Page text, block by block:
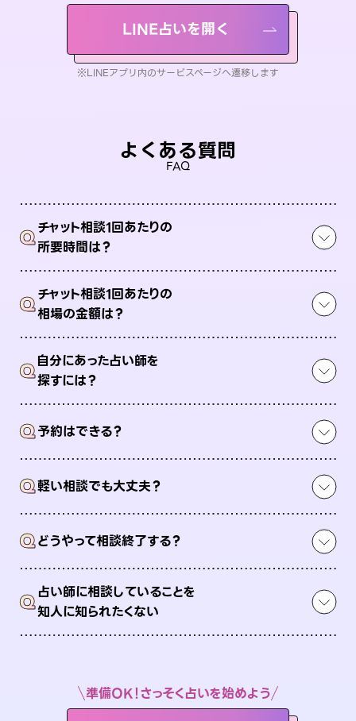
LINE占いを開く
※LINEアプリ内のサービスページへ遷移します
よくある質問
FAQ
Qチャット相談1回あたりの
所要時間は？
Qチャット相談1回あたりの
相場の金額は？
Q自分にあった占い師を
探すには？
Q予約はできる？
Q軽い相談でも大丈夫？
Qどうやって相談終了する？
Q占い師に相談していることを
知人に知られたくない
準備OK！さっそく占いを始めよう